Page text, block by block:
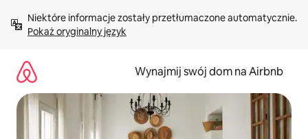
treści Pokaż oryginalny język
Wynajmij swój dom na Airbnb